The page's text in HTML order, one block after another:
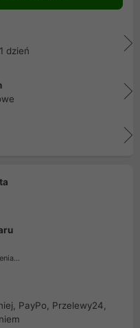
dzień
PayPo, Przelewy24,